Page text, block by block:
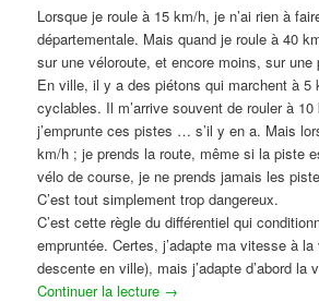
Lorsque je roule à 15 km/h, je n’ai rien à
départementale. Mais quand je roule à 40
sur une véloroute, et encore moins, sur une
En ville, il y a des piétons qui marchent à 5
cyclables. Il m’arrive souvent de rouler à
j’emprunte ces pistes … s’il y en a. Mais
km/h ; je prends la route, même si la piste
vélo de course, je ne prends jamais les
C’est tout simplement trop dangereux.
C’est cette règle du différentiel qui
empruntée. Certes, j’adapte ma vitesse à la
descente en ville), mais j’adapte d’abord la
Continuer la lecture →